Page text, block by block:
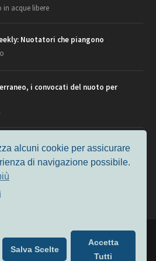
in acque libere
Nuotatori che piangono
i convocati del nuoto per
2026: fra veterani e giovani, chi
| Alimentato da
Il Nuoto in Cifre
alcuni cookie per assicurare
di navigazione possibile.
Salva Scelte
Accetta
Tutti